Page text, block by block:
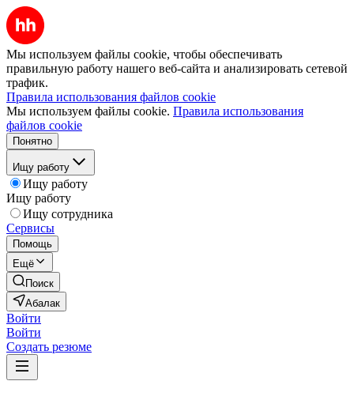
Мы используем файлы cookie, чтобы обеспечивать
правильную работу нашего веб-сайта и анализировать сетевой
трафик.
Правила использования файлов cookie
Мы используем файлы cookie. Правила использования
файлов cookie
Понятно
Ищу работу
Ищу работу
Ищу работу
Ищу сотрудника
Сервисы
Помощь
Ещё
Поиск
Абалак
Войти
Войти
Создать резюме